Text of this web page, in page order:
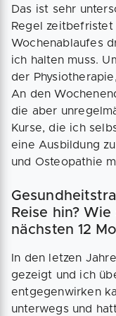
Das ist sehr
Regel zeitbefristet
Wochenablaufes
ich halten muss.
der
An den
die aber
Kurse, die ich
eine Ausbildung
und Osteopathie
Reise hin?
nächsten 12
In den letzen
gezeigt und ich
entgegenwirken
unterwegs und